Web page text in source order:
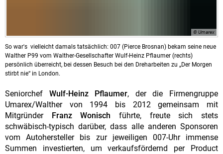
© Umarex
So war's vielleicht damals tatsächlich: 007 (Pierce Brosnan) bekam seine neue
Walther P99 vom Walther-Gesellschafter Wulf-Heinz Pflaumer (rechts)
persönlich überreicht, bei dessen Besuch bei den Dreharbeiten zu „Der Morgen
stirbt nie“ in London.
Seniorchef Wulf-Heinz Pflaumer, der die Firmengruppe
Umarex/Walther von 1994 bis 2012 gemeinsam mit
Mitgründer
Franz Wonisch führte, freute sich stets
schwäbisch-typisch darüber, dass alle anderen Sponsoren
vom Autohersteller bis zur jeweiligen 007-Uhr immense
Summen investierten, um verkaufsfördernd per Product